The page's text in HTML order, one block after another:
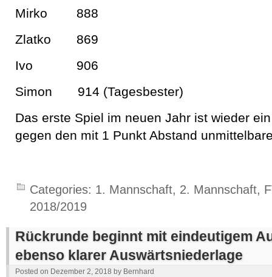
Mirko 888
Zlatko 869
Ivo 906
Simon 914 (Tagesbester)
Das erste Spiel im neuen Jahr ist wieder
gegen den mit 1 Punkt Abstand
Categories: 1. Mannschaft, 2. Mannschaft,
2018/2019
Rückrunde beginnt mit eindeutigem
ebenso klarer Auswärtsniederlage
Posted on Dezember 2, 2018 by Bernhard